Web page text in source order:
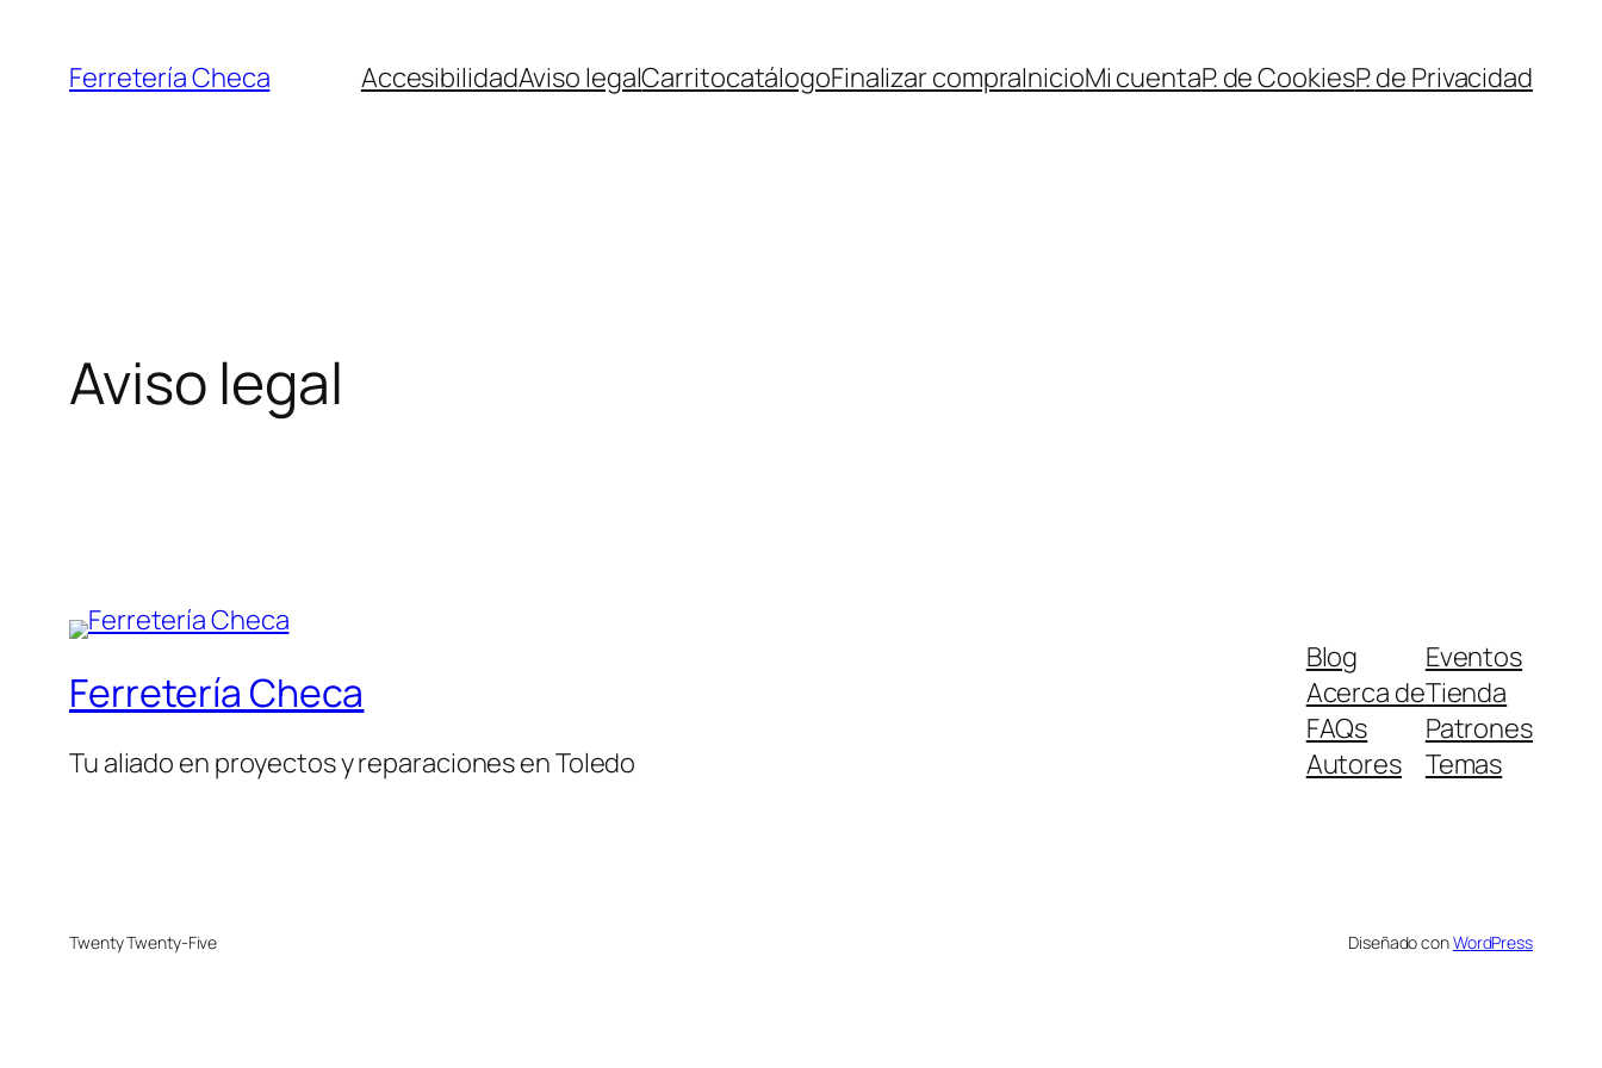
Ferretería Checa AccesibilidadAviso legalCarritocatálogoFinalizar compraInicioMi cuentaP. de CookiesP. de Privacidad
Aviso legal
Ferretería Checa
Tu aliado en proyectos y reparaciones en Toledo
Blog
Acerca de
FAQs
Autores
Eventos
Tienda
Patrones
Temas
Twenty Twenty-Five Diseñado conWordPress